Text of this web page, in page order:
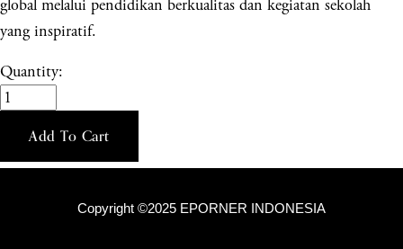
global melalui pendidikan berkualitas dan kegiatan sekolah
yang inspiratif.
Quantity:
Add To Cart
Copyright ©2025 EPORNER INDONESIA